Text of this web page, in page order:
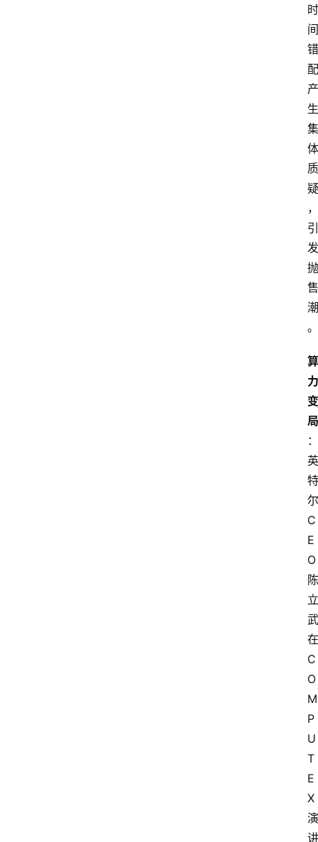
时
间
错
配
产
生
集
体
质
疑
，
引
发
抛
售
潮
。
算
力
变
局
：
英
特
尔
C
E
O
陈
立
武
在
C
O
M
P
U
T
E
X
演
讲